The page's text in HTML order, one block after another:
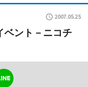
2007.05.25
ベント－ニコチ